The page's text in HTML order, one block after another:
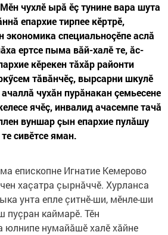
чухлӗ ырă ӗç тунине вара шута
епархие тирпее кӗртрӗ,
экономика специальноçӗпе аслă
ертсе пыма вăй-халӗ те, ăс-
кӗрекен тăхăр районти
тăвăнчӗç, вырсарни шкулӗ
чухăн пурăнакан çемьесене
ячӗç, инвалид ачасемпе тачă
вуншар çын епархие пулăшу
сивӗтсе яман.
епископне Игнатие Кемерово
хаçатра çырнăччӗ. Хурланса
унта епле çитнӗ-ши, мӗнле-ши
пуçран каймарӗ. Тӗн
юлнипе нумайăшӗ халӗ хăйне